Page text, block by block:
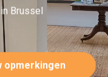
Brussel
opmerkingen